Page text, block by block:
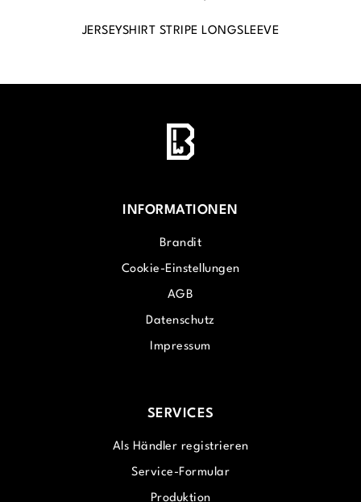
JERSEYSHIRT STRIPE LONGSLEEVE
INFORMATIONEN
Brandit
Cookie-Einstellungen
AGB
Datenschutz
Impressum
SERVICES
Als Händler registrieren
Service-Formular
Produktion